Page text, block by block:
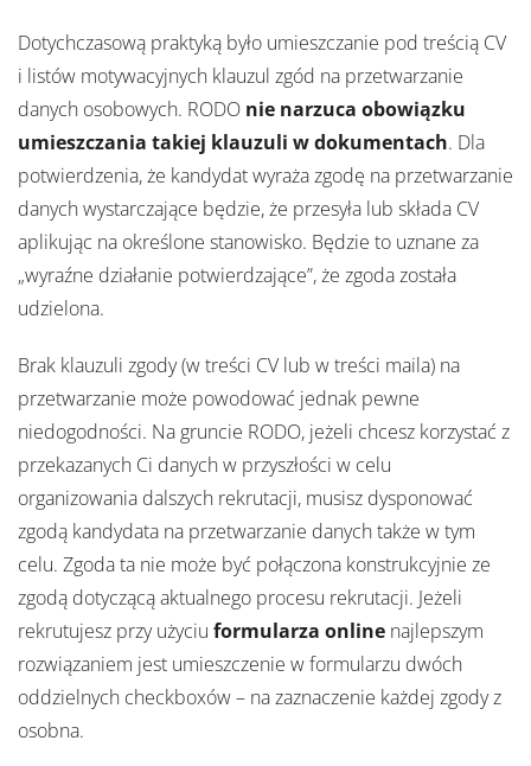
Dotychczasową praktyką było umieszczanie pod treścią CV
i listów motywacyjnych klauzul zgód na przetwarzanie
danych osobowych. RODO nie narzuca obowiązku
umieszczania takiej klauzuli w dokumentach. Dla
potwierdzenia, że kandydat wyraża zgodę na przetwarzanie
danych wystarczające będzie, że przesyła lub składa CV
aplikując na określone stanowisko. Będzie to uznane za
„wyraźne działanie potwierdzające”, że zgoda została
udzielona.
Brak klauzuli zgody (w treści CV lub w treści maila) na
przetwarzanie może powodować jednak pewne
niedogodności. Na gruncie RODO, jeżeli chcesz korzystać z
przekazanych Ci danych w przyszłości w celu
organizowania dalszych rekrutacji, musisz dysponować
zgodą kandydata na przetwarzanie danych także w tym
celu. Zgoda ta nie może być połączona konstrukcyjnie ze
zgodą dotyczącą aktualnego procesu rekrutacji. Jeżeli
rekrutujesz przy użyciu formularza online najlepszym
rozwiązaniem jest umieszczenie w formularzu dwóch
oddzielnych checkboxów – na zaznaczenie każdej zgody z
osobna.